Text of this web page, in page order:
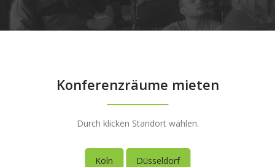
Konferenzräume mieten
Durch klicken Standort wählen.
Köln Düsseldorf